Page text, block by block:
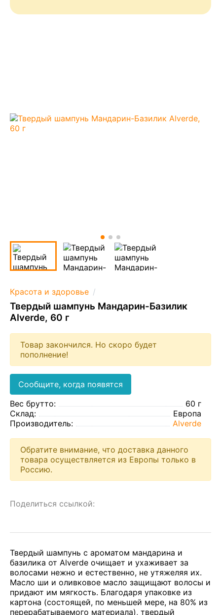
Красота и здоровье
Твердый шампунь Мандарин-Базилик
Alverde, 60 г
Товар закончился. Но скоро будет
пополнение!
Сообщите, когда появятся
Вес брутто:
60 г
Склад:
Европа
Производитель:
Alverde
Обратите внимание, что доставка данного
товара осуществляется из Европы только в
Россию.
Поделиться ссылкой:
Твердый шампунь с ароматом мандарина и
базилика от Alverde очищает и ухаживает за
волосами нежно и естественно, не утяжеляя их.
Масло ши и оливковое масло защищают волосы и
придают им мягкость. Благодаря упаковке из
картона (состоящей, по меньшей мере, на 80% из
перерабатываемого материала), твердый